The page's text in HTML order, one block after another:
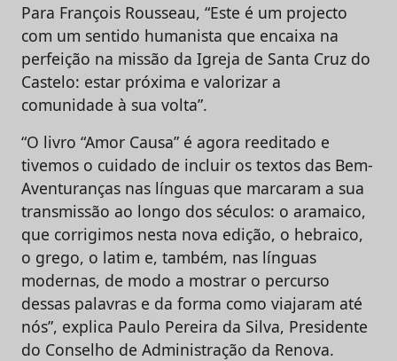
Para François Rousseau, “Este é um projecto
com um sentido humanista que encaixa na
perfeição na missão da Igreja de Santa Cruz do
Castelo: estar próxima e valorizar a
comunidade à sua volta”.
“O livro “Amor Causa” é agora reeditado e
tivemos o cuidado de incluir os textos das Bem-
Aventuranças nas línguas que marcaram a sua
transmissão ao longo dos séculos: o aramaico,
que corrigimos nesta nova edição, o hebraico,
o grego, o latim e, também, nas línguas
modernas, de modo a mostrar o percurso
dessas palavras e da forma como viajaram até
nós”, explica Paulo Pereira da Silva, Presidente
do Conselho de Administração da Renova.